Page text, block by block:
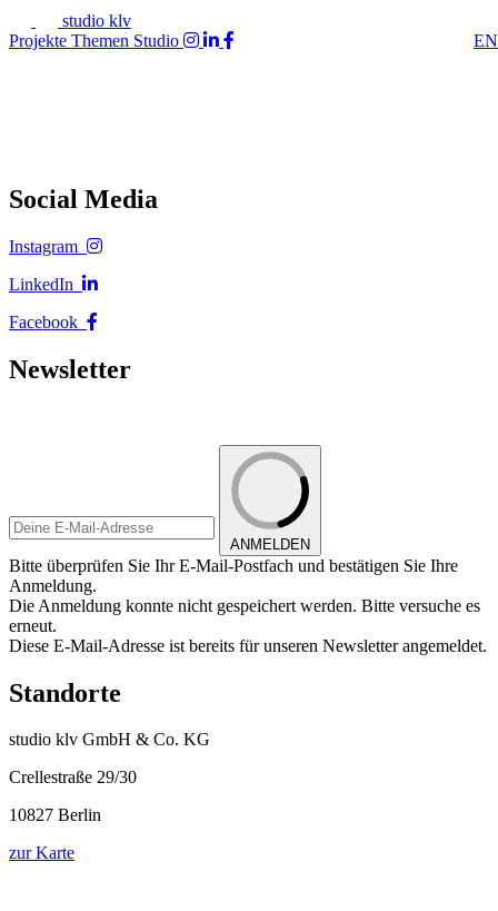
studio klv
Projekte Themen Studio EN
Social Media
Instagram
LinkedIn
Facebook
Newsletter
ANMELDEN
Bitte überprüfen Sie Ihr E-Mail-Postfach und bestätigen Sie Ihre
Anmeldung.
Die Anmeldung konnte nicht gespeichert werden. Bitte versuche es
erneut.
Diese E-Mail-Adresse ist bereits für unseren Newsletter angemeldet.
Standorte
studio klv GmbH & Co. KG
Crellestraße 29/30
10827 Berlin
zur Karte